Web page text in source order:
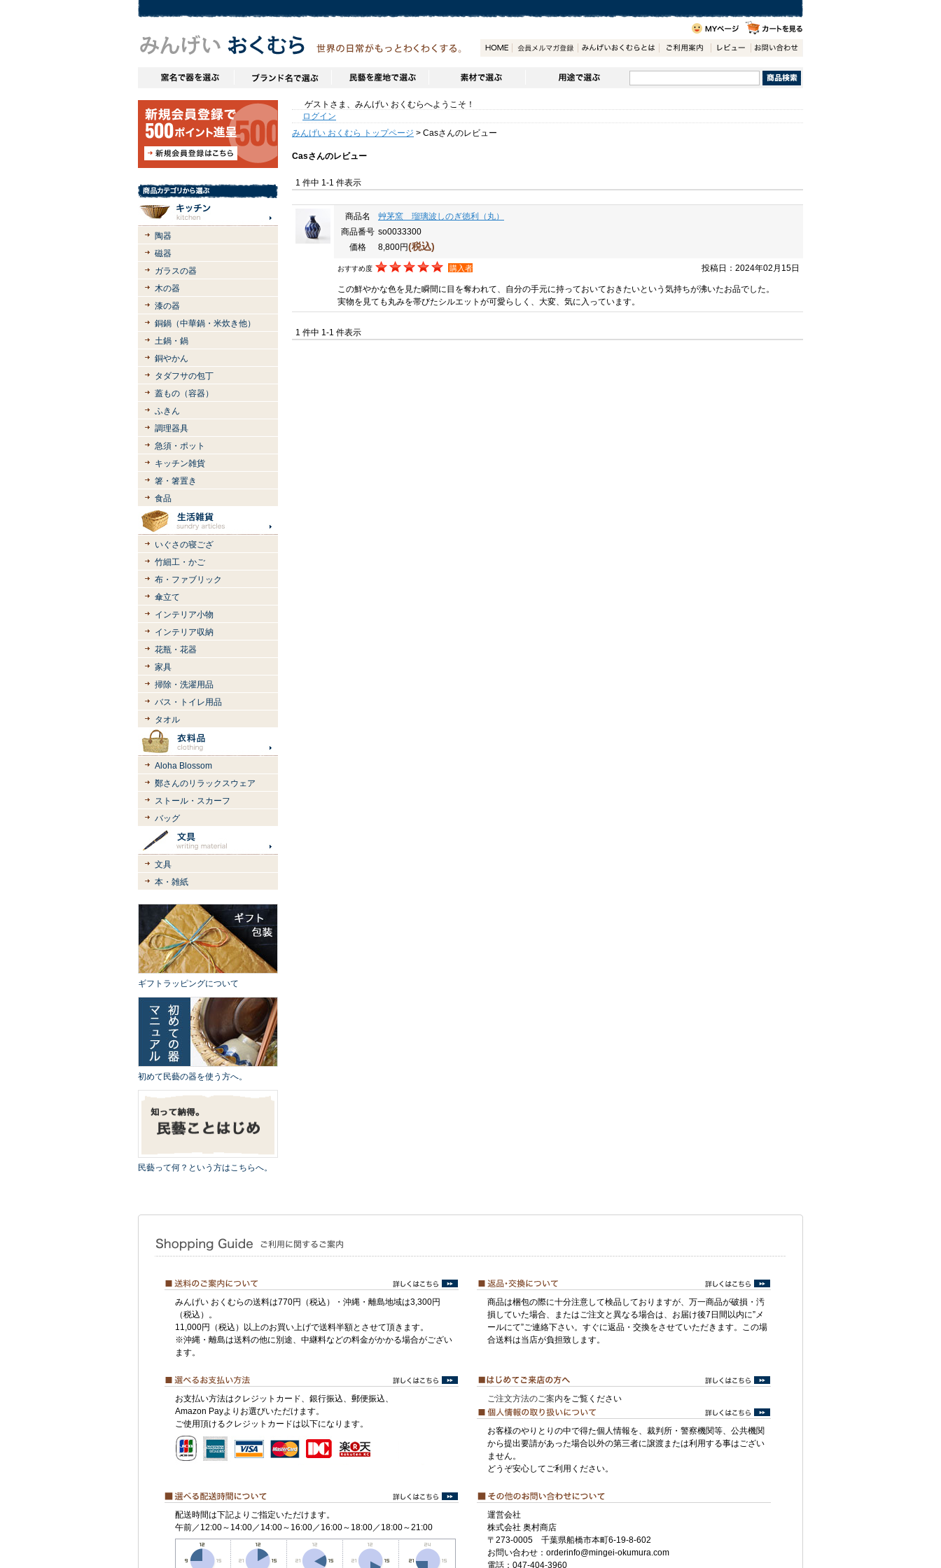
陶器
磁器
ガラスの器
木の器
漆の器
銅鍋（中華鍋・米炊き他）
土鍋・鍋
銅やかん
タダフサの包丁
蓋もの（容器）
ふきん
調理器具
急須・ポット
キッチン雑貨
箸・箸置き
食品
いぐさの寝ござ
竹細工・かご
布・ファブリック
傘立て
インテリア小物
インテリア収納
花瓶・花器
家具
掃除・洗濯用品
バス・トイレ用品
タオル
Aloha Blossom
鄭さんのリラックスウェア
ストール・スカーフ
バッグ
文具
本・雑紙
ギフトラッピングについて
初めて民藝の器を使う方へ。
民藝って何？という方はこちらへ。
ゲストさま、みんげい おくむらへようこそ！
ログイン
みんげい おくむら トップページ > Casさんのレビュー
Casさんのレビュー
1 件中 1-1 件表示
商品名
艸茅窯 瑠璃波しのぎ徳利（丸）
商品番号 so0033300
価格
8,800円(税込)
投稿日：2024年02月15日
おすすめ度 購入者
この鮮やかな色を見た瞬間に目を奪われて、自分の手元に持っておいておきたいという気持ちが沸いたお品でした。
実物を見ても丸みを帯びたシルエットが可愛らしく、大変、気に入っています。
1 件中 1-1 件表示
みんげい おくむらの送料は770円（税込）・沖縄・離島地域は3,300円
（税込）。
11,000円（税込）以上のお買い上げで送料半額とさせて頂きます。
※沖縄・離島は送料の他に別途、中継料などの料金がかかる場合がござい
ます。
商品は梱包の際に十分注意して検品しておりますが、万一商品が破損・汚
損していた場合、またはご注文と異なる場合は、お届け後7日間以内に”メ
ールにて”ご連絡下さい。すぐに返品・交換をさせていただきます。この場
合送料は当店が負担致します。
お支払い方法はクレジットカード、銀行振込、郵便振込、
Amazon Payよりお選びいただけます。
ご使用頂けるクレジットカードは以下になります。
ご注文方法のご案内をご覧ください
お客様のやりとりの中で得た個人情報を、裁判所・警察機関等、公共機関
から提出要請があった場合以外の第三者に譲渡または利用する事はござい
ません。
どうぞ安心してご利用ください。
配送時間は下記よりご指定いただけます。
午前／12:00～14:00／14:00～16:00／16:00～18:00／18:00～21:00
運営会社
株式会社 奥村商店
〒273-0005 千葉県船橋市本町6-19-8-602
お問い合わせ：orderinfo@mingei-okumura.com
電話：047-404-3960